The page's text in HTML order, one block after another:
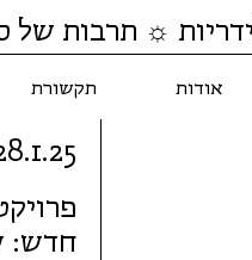
אודות תקשורת
☼ תרבות של
חדש:
18:00